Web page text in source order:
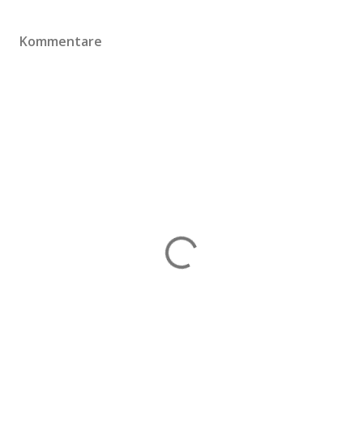
Kommentare